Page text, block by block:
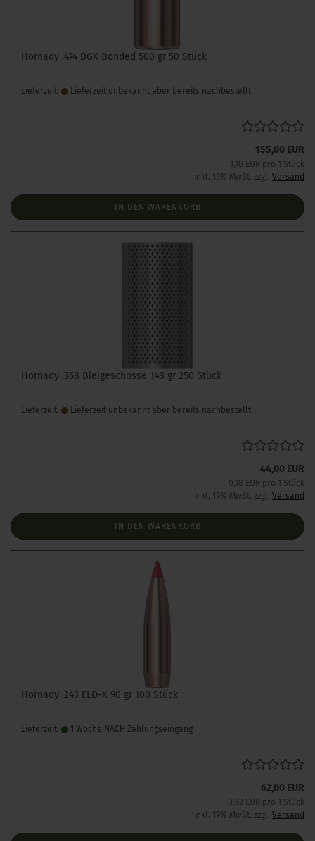
Hornady .474 DGX Bonded 500 gr 50 Stück
Lieferzeit: Lieferzeit unbekannt aber bereits nachbestellt
155,00 EUR
3,10 EUR pro 1 Stück
inkl. 19% MwSt. zzgl. Versand
IN DEN WARENKORB
Hornady .358 Bleigeschosse 148 gr 250 Stück
Lieferzeit: Lieferzeit unbekannt aber bereits nachbestellt
44,00 EUR
0,18 EUR pro 1 Stück
inkl. 19% MwSt. zzgl. Versand
IN DEN WARENKORB
Hornady .243 ELD-X 90 gr 100 Stück
Lieferzeit: 1 Woche NACH Zahlungseingang
62,00 EUR
0,62 EUR pro 1 Stück
inkl. 19% MwSt. zzgl. Versand